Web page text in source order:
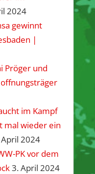
2024
gewinnt
|
Pröger und
im Kampf
mal wieder ein
2024
PK vor dem
3. April 2024